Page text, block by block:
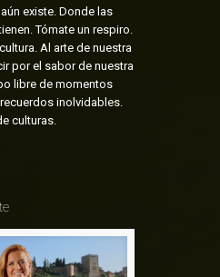
existe. Donde las
Tómate un respiro.
Al arte de nuestra
por el sabor de nuestra
libre de momentos
inolvidables.
culturas.